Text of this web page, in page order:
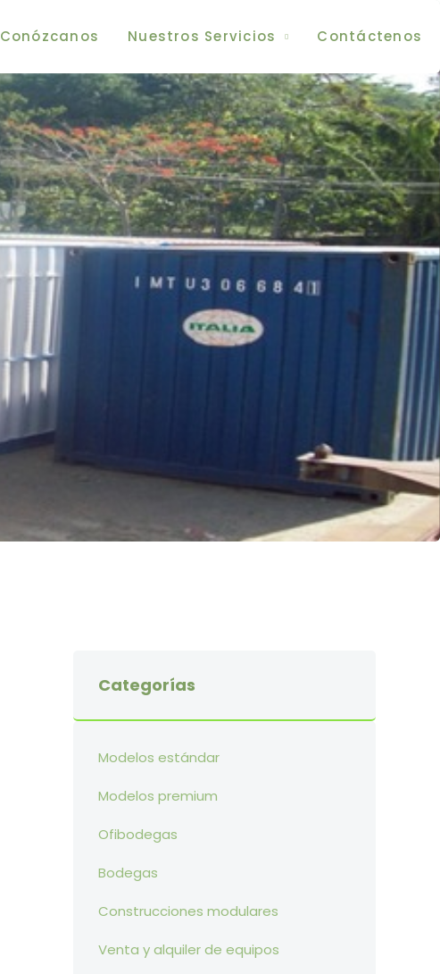
Conózcanos Nuestros Servicios Contáctenos
Categorías
Modelos estándar
Modelos premium
Ofibodegas
Bodegas
Construcciones modulares
Venta y alquiler de equipos